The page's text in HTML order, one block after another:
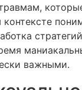
важными.